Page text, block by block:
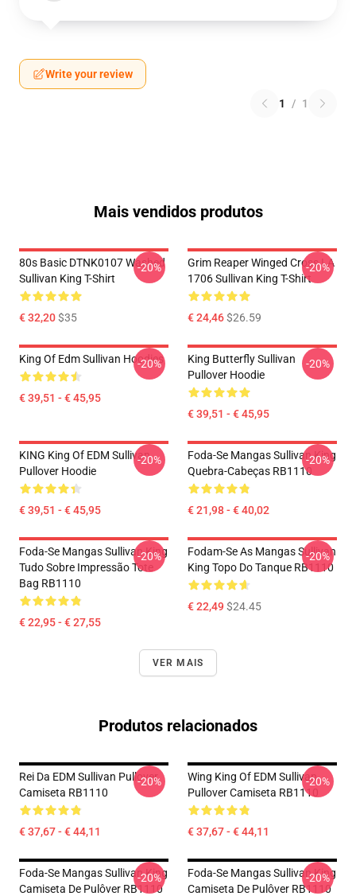
Write your review
1 / 1
Mais vendidos produtos
80s Basic DTNK0107 Washed
Sullivan King T-Shirt
€ 32,20$35
-20%
Grim Reaper Winged Cross LA
1706 Sullivan King T-Shirt
€ 24,46$26.59
-20%
King Of Edm Sullivan Hoodies
€ 39,51 - € 45,95
-20%
King Butterfly Sullivan
Pullover Hoodie
€ 39,51 - € 45,95
-20%
KING King Of EDM Sullivan
Pullover Hoodie
€ 39,51 - € 45,95
-20%
Foda-Se Mangas Sullivan King
Quebra-Cabeças RB1110
€ 21,98 - € 40,02
-20%
Foda-Se Mangas Sullivan King
Tudo Sobre Impressão Tote
Bag RB1110
€ 22,95 - € 27,55
-20%
Fodam-Se As Mangas Sullivan
King Topo Do Tanque RB1110
€ 22,49$24.45
-20%
VER MAIS
Produtos relacionados
Rei Da EDM Sullivan Pullover
Camiseta RB1110
€ 37,67 - € 44,11
-20%
Wing King Of EDM Sullivan
Pullover Camiseta RB1110
€ 37,67 - € 44,11
-20%
Foda-Se Mangas Sullivan King
Camiseta De Pulôver RB1110
-20%
Foda-Se Mangas Sullivan King
Camiseta De Pulôver RB1110
-20%